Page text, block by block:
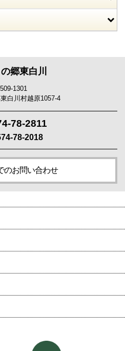
郷東白川
1301
白川村越原1057-4
78-2811
78-2018
のお問い合わせ